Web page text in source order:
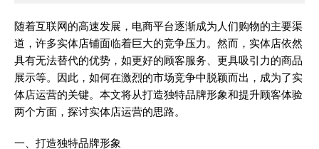
随着互联网的高速发展，电商平台逐渐成为人们购物的主要渠
道，许多实体店铺面临着巨大的竞争压力。然而，实体店依然
具有无法替代的优势，如更好的顾客服务、更具吸引力的商品
展示等。因此，如何在激烈的市场竞争中脱颖而出，成为了实
体店运营的关键。本文将从打造独特品牌形象和提升顾客体验
两个方面，探讨实体店运营的思路。
一、打造独特品牌形象